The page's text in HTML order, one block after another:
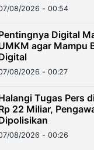
08/2026 - 00:54
Digital
agar Mampu
08/2026 - 00:27
Tugas Pers
22 Miliar,
08/2026 - 00:26